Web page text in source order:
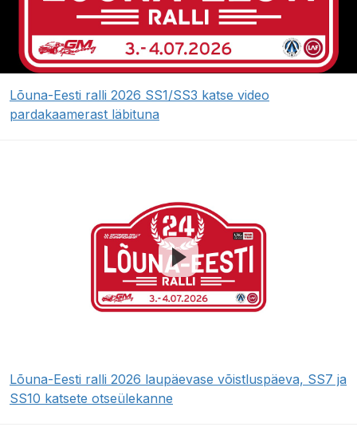
Lõuna-Eesti ralli 2026 SS1/SS3 katse video
pardakaamerast läbituna
Lõuna-Eesti ralli 2026 laupäevase võistluspäeva, SS7 ja
SS10 katsete otseülekanne